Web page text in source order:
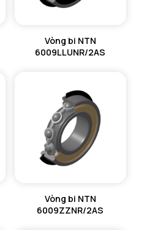
Vòng bi NTN
6009LLUNR/2AS
Vòng bi NTN
6009ZZNR/2AS